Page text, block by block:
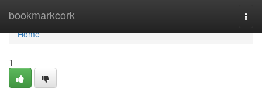
bookmarkcork
Home
Home
1